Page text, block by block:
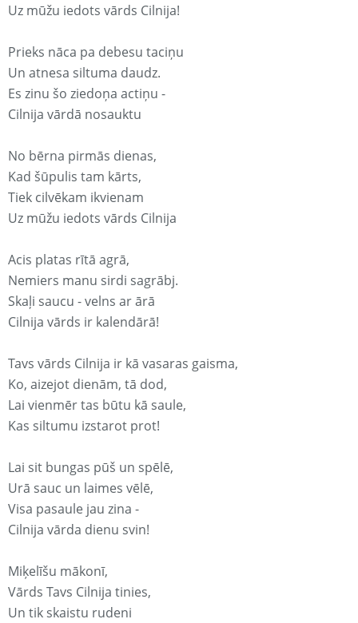
Uz mūžu iedots vārds Cilnija!
Prieks nāca pa debesu taciņu
Un atnesa siltuma daudz.
Es zinu šo ziedoņa actiņu -
Cilnija vārdā nosauktu
No bērna pirmās dienas,
Kad šūpulis tam kārts,
Tiek cilvēkam ikvienam
Uz mūžu iedots vārds Cilnija
Acis platas rītā agrā,
Nemiers manu sirdi sagrābj.
Skaļi saucu - velns ar ārā
Cilnija vārds ir kalendārā!
Tavs vārds Cilnija ir kā vasaras gaisma,
Ko, aizejot dienām, tā dod,
Lai vienmēr tas būtu kā saule,
Kas siltumu izstarot prot!
Lai sit bungas pūš un spēlē,
Urā sauc un laimes vēlē,
Visa pasaule jau zina -
Cilnija vārda dienu svin!
Miķelīšu mākonī,
Vārds Tavs Cilnija tinies,
Un tik skaistu rudeni